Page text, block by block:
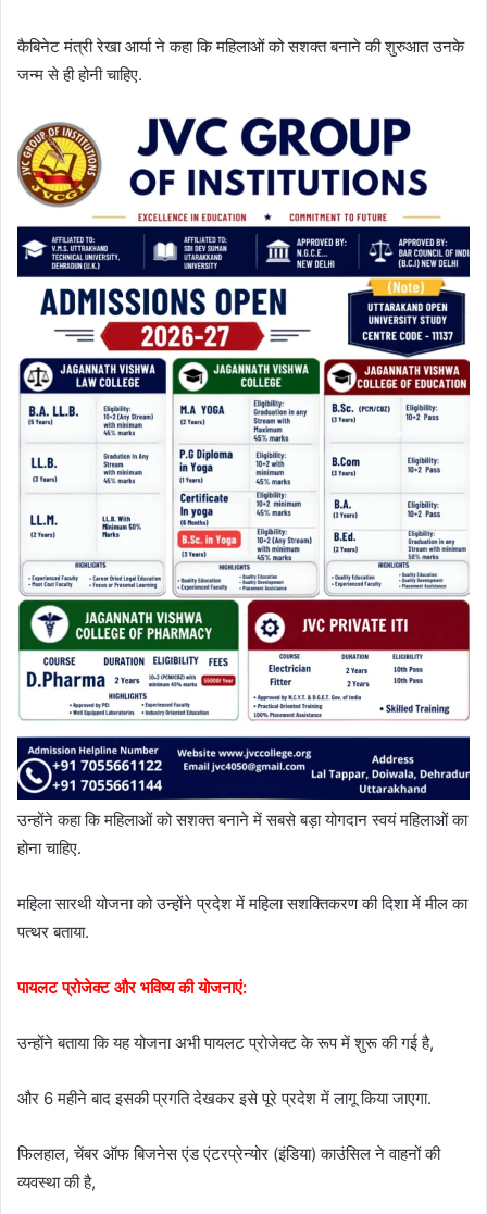
कैबिनेट मंत्री रेखा आर्या ने कहा कि महिलाओं को सशक्त बनाने की शुरुआत उनके
जन्म से ही होनी चाहिए.
उन्होंने कहा कि महिलाओं को सशक्त बनाने में सबसे बड़ा योगदान स्वयं महिलाओं का
होना चाहिए.
महिला सारथी योजना को उन्होंने प्रदेश में महिला सशक्तिकरण की दिशा में मील का
पत्थर बताया.
पायलट प्रोजेक्ट और भविष्य की योजनाएं:
उन्होंने बताया कि यह योजना अभी पायलट प्रोजेक्ट के रूप में शुरू की गई है,
और 6 महीने बाद इसकी प्रगति देखकर इसे पूरे प्रदेश में लागू किया जाएगा.
फिलहाल, चेंबर ऑफ बिजनेस एंड एंटरप्रेन्योर (इंडिया) काउंसिल ने वाहनों की
व्यवस्था की है,